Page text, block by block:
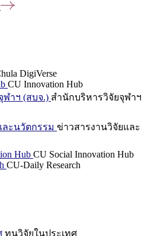
DigiVerse
CU Innovation Hub
ฬาฯ (สบจ.) สำนักบริหารวิจัยจุฬาฯ
ละนวัตกรรม ข่าวสารงานวิจัยและ
Hub CU Social Innovation Hub
CU-Daily Research
ทุนวิจัยในประเทศ